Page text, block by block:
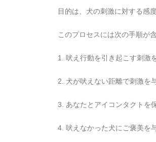
目的は、犬の刺激に対する感
このプロセスには次の手順が
1. 吠え行動を引き起こす刺激
2. 犬が吠えない距離で刺激を
3. あなたとアイコンタクトを
4. 吠えなかった犬にご褒美を